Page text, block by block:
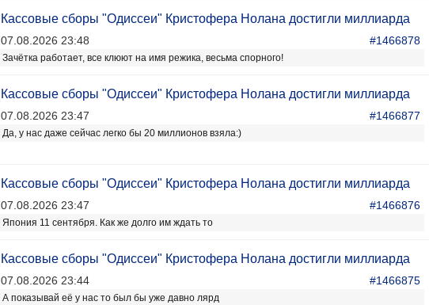
Кассовые сборы "Одиссеи" Кристофера Нолана достигли миллиарда
07.08.2026 23:48 #1466878
Зачётка работает, все клюют на имя режика, весьма спорного!
Кассовые сборы "Одиссеи" Кристофера Нолана достигли миллиарда
07.08.2026 23:47 #1466877
Да, у нас даже сейчас легко бы 20 миллионов взяла:)
Кассовые сборы "Одиссеи" Кристофера Нолана достигли миллиарда
07.08.2026 23:47 #1466876
Япония 11 сентября. Как же долго им ждать то
Кассовые сборы "Одиссеи" Кристофера Нолана достигли миллиарда
07.08.2026 23:44 #1466875
А показывай её у нас то был бы уже давно лярд